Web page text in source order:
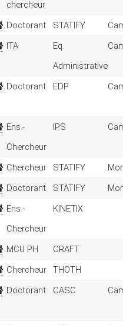
chercheur
Doctorant STATIFY
ITA
Eq.
Administrative
Doctorant EDP
Ens.-
Chercheur
IPS
Chercheur STATIFY
Doctorant STATIFY
Ens.-
Chercheur
KINETIX
MCU PH
CRAFT
Chercheur
THOTH
Doctorant CASC